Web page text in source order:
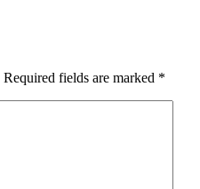
Required fields are marked *